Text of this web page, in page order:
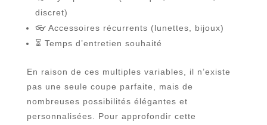
discret)
👓 Accessoires récurrents (lunettes, bijoux)
⏳ Temps d’entretien souhaité
En raison de ces multiples variables, il n’existe
pas une seule coupe parfaite, mais de
nombreuses possibilités élégantes et
personnalisées. Pour approfondir cette